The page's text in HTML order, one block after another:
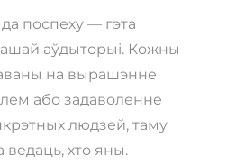
поспеху — гэта
аўдыторыі. Кожны
на вырашэнне
або задаволенне
людзей, таму
ведаць, хто яны.